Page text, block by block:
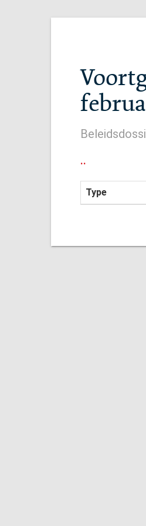
..
Type